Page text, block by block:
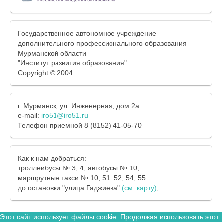
Государственное автономное учреждение
дополнительного профессионального образования
Мурманской области
"Институт развития образования"
Copyright © 2004
г. Мурманск, ул. Инженерная, дом 2а
e-mail: iro51@iro51.ru
Телефон приемной 8 (8152) 41-05-70
Как к нам добраться:
троллейбусы № 3, 4, автобусы № 10;
маршрутные такси № 10, 51, 52, 54, 55
до остановки "улица Гаджиева" (см. карту);
Этот сайт использует файлы cookie. Продолжая использовать этот